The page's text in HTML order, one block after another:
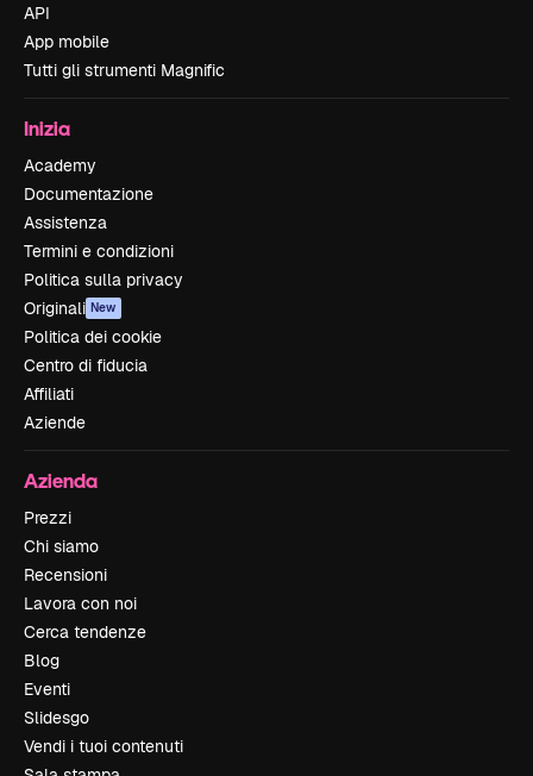
API
App mobile
Tutti gli strumenti Magnific
Inizia
Academy
Documentazione
Assistenza
Termini e condizioni
Politica sulla privacy
Originali New
Politica dei cookie
Centro di fiducia
Affiliati
Aziende
Azienda
Prezzi
Chi siamo
Recensioni
Lavora con noi
Cerca tendenze
Blog
Eventi
Slidesgo
Vendi i tuoi contenuti